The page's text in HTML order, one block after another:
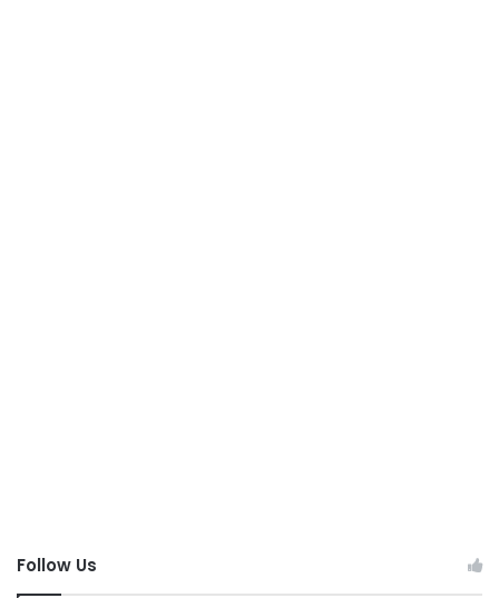
Follow Us